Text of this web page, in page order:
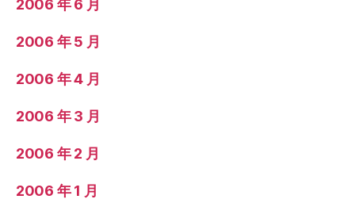
2006 年 6 月
2006 年 5 月
2006 年 4 月
2006 年 3 月
2006 年 2 月
2006 年 1 月